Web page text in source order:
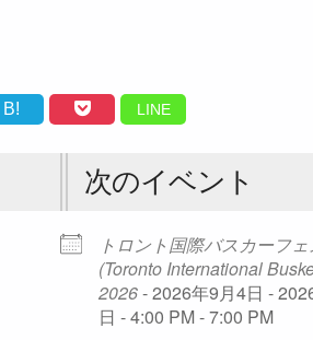
B! LINE
次のイベント
トロント国際バスカーフェ
(Toronto International
2026- 2026年9月4日 -
日 - 4:00 PM - 7:00 PM